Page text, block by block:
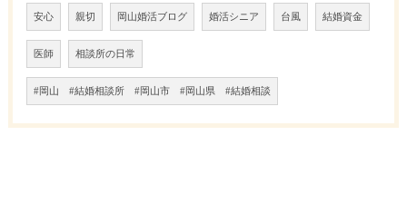
安心 親切 岡山婚活ブログ 婚活シニア 台風 結婚資金
医師 相談所の日常
#岡山 #結婚相談所 #岡山市 #岡山県 #結婚相談